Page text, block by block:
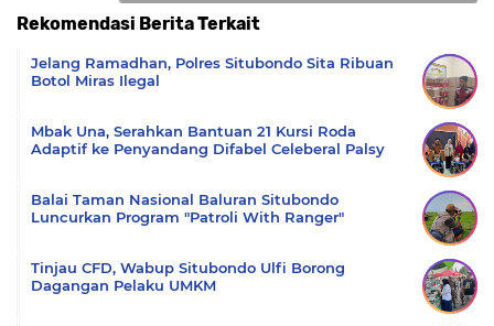
Rekomendasi Berita Terkait
Jelang Ramadhan, Polres Situbondo Sita Ribuan
Botol Miras Ilegal
Mbak Una, Serahkan Bantuan 21 Kursi Roda
Adaptif ke Penyandang Difabel Celeberal Palsy
Balai Taman Nasional Baluran Situbondo
Luncurkan Program "Patroli With Ranger"
Tinjau CFD, Wabup Situbondo Ulfi Borong
Dagangan Pelaku UMKM